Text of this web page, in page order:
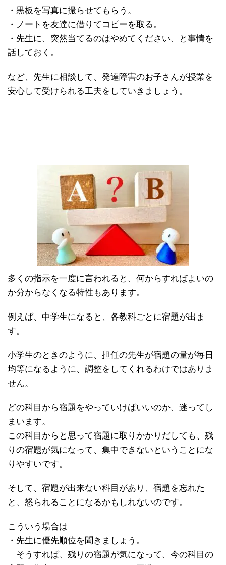
・黒板を写真に撮らせてもらう。
・ノートを友達に借りてコピーを取る。
・先生に、突然当てるのはやめてください、と事情を
話しておく。
など、先生に相談して、発達障害のお子さんが授業を
安心して受けられる工夫をしていきましょう。
多くの指示を一度に言われると、何からすればよいの
か分からなくなる特性もあります。
例えば、中学生になると、各教科ごとに宿題が出ま
す。
小学生のときのように、担任の先生が宿題の量が毎日
均等になるように、調整をしてくれるわけではありま
せん。
どの科目から宿題をやっていけばいいのか、迷ってし
まいます。
この科目からと思って宿題に取りかかりだしても、残
りの宿題が気になって、集中できないということにな
りやすいです。
そして、宿題が出来ない科目があり、宿題を忘れた
と、怒られることになるかもしれないのです。
こういう場合は
・先生に優先順位を聞きましょう。
そうすれば、残りの宿題が気になって、今の科目の